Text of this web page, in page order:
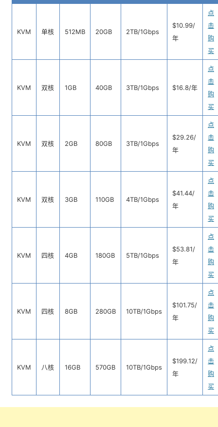
KVM 单核 512MB 20GB 2TB/1Gbps
$10.99/
年
点
击
购
买
KVM 双核 1GB 40GB 3TB/1Gbps $16.8/年
点
击
购
买
KVM 双核 2GB 80GB 3TB/1Gbps
$29.26/
年
点
击
购
买
KVM 双核 3GB 110GB 4TB/1Gbps
$41.44/
年
点
击
购
买
KVM 四核 4GB 180GB 5TB/1Gbps
$53.81/
年
点
击
购
买
KVM 四核 8GB 280GB 10TB/1Gbps
$101.75/
年
点
击
购
买
KVM 八核 16GB 570GB 10TB/1Gbps
$199.12/
年
点
击
购
买